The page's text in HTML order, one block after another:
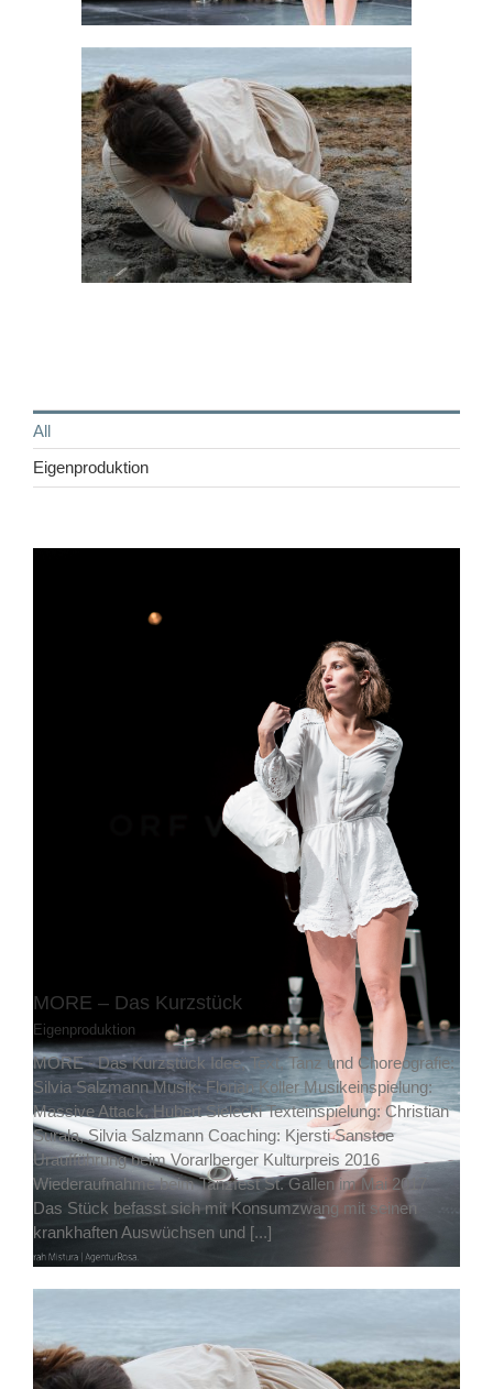
All
Eigenproduktion
MORE – Das Kurzstück
Eigenproduktion
MORE - Das Kurzstück Idee, Text, Tanz und Choreografie:
Silvia Salzmann Musik: Florian Koller Musikeinspielung:
Massive Attack, Hubert Sielecki Texteinspielung: Christian
Surala, Silvia Salzmann Coaching: Kjersti Sanstoe
Uraufführung beim Vorarlberger Kulturpreis 2016
Wiederaufnahme beim Tanzfest St. Gallen im Mai 2017
Das Stück befasst sich mit Konsumzwang mit seinen
krankhaften Auswüchsen und [...]